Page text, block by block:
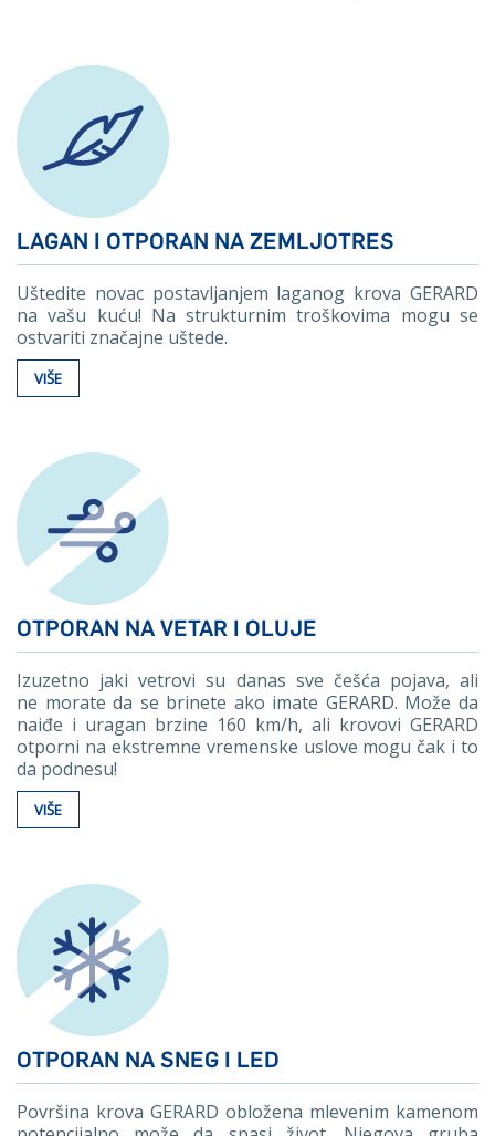
LAGAN I OTPORAN NA ZEMLJOTRES
Uštedite novac postavljanjem laganog krova GERARD
na vašu kuću! Na strukturnim troškovima mogu se
ostvariti značajne uštede.
VIŠE
OTPORAN NA VETAR I OLUJE
Izuzetno jaki vetrovi su danas sve češća pojava, ali
ne morate da se brinete ako imate GERARD. Može da
naiđe i uragan brzine 160 km/h, ali krovovi GERARD
otporni na ekstremne vremenske uslove mogu čak i to
da podnesu!
VIŠE
OTPORAN NA SNEG I LED
Površina krova GERARD obložena mlevenim kamenom